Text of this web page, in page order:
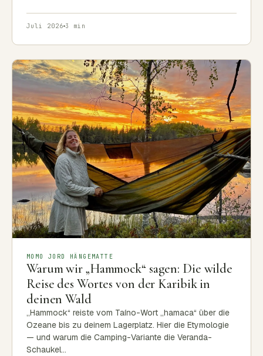
Juli 2026 3 min
MOMO JORD HÄNGEMATTE
Warum wir „Hammock“ sagen: Die wilde
Reise des Wortes von der Karibik in
deinen Wald
„Hammock“ reiste vom Taíno-Wort „hamaca“ über die
Ozeane bis zu deinem Lagerplatz. Hier die Etymologie
— und warum die Camping-Variante die Veranda-
Schaukel…